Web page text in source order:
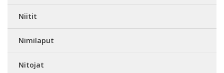
Niitit
Nimilaput
Nitojat